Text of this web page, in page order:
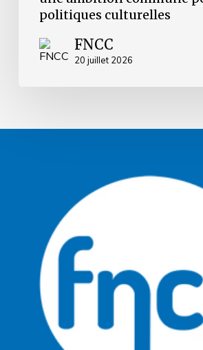
politiques
culturelles
politiques culturelles
FNCC
20 juillet 2026